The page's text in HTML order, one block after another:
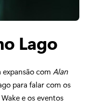
Lago
expansão com Alan
para falar com os
e os eventos